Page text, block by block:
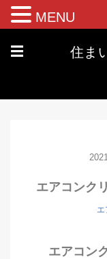
☰
住ま
エアコンク
エ
エアコン
MENU